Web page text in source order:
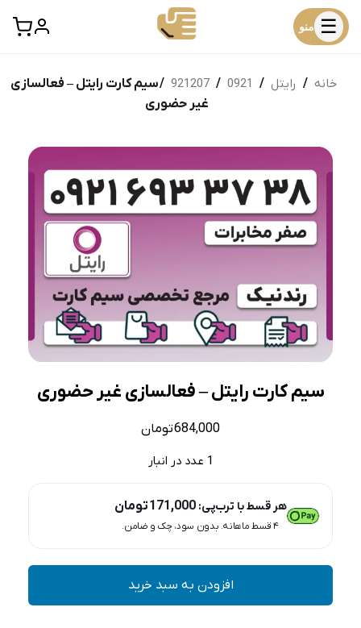
☰ منو
خانه / رایتل /
0921
/
921207 / سیم کارت رایتل – فعالسازی
غیر حضوری
سیم کارت رایتل – فعالسازی غیر حضوری
684,000تومان
1 عدد در انبار
هر قسط با ترب‌پی: 171,000تومان
۴ قسط ماهانه. بدون سود، چک و ضامن.
سیم
رایتل
افزودن به سبد خرید